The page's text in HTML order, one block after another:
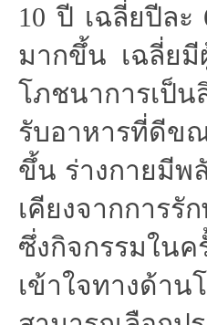
10ปี เฉลี่ยปีละ
มากขึ้น เฉลี่ยมี
โภชนาการเป็น
รับอาหารที่ดีข
ขึ้น ร่างกายมีพ
เคียงจากการ
ซึ่งกิจกรรมใน
เข้าใจทางด้า